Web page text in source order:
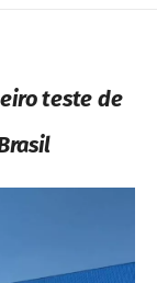
teste de